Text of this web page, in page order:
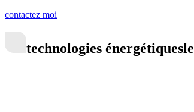
contactez moi
technologies énergétiques